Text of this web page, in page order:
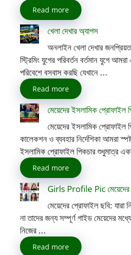
Read more
খেলা দেখার অ্যাপস
অনলাইন খেলা দেখার
স্ট্রিমিং যুগের পরিবর্তন বর্তমান যুগে
পরিবেশে বসবাস করছি যেখানে ...
Read more
মেয়েদের ইসলামিক প্রোফাইল
মেয়েদের ইসলামিক প্রোফাইল
কালেকশন ও ব্যবহার নির্দেশিকা আমরা
ইসলামিক প্রোফাইল পিকচার শুধুমাত্র
Read more
Girls Profile Pic মেয়েদের
মেয়েদের প্রোফাইল ছবি: যারা
না তাদের জন্য সম্পূর্ণ গাইড মেয়েদের
নিজের ...
Read more